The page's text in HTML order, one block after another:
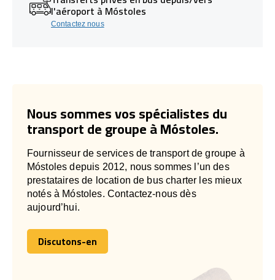
l'aéroport à Móstoles
Contactez nous
Nous sommes vos spécialistes du
transport de groupe à Móstoles.
Fournisseur de services de transport de groupe à
Móstoles depuis 2012, nous sommes l’un des
prestataires de location de bus charter les mieux
notés à Móstoles. Contactez-nous dès
aujourd’hui.
Discutons-en
Discutons-en